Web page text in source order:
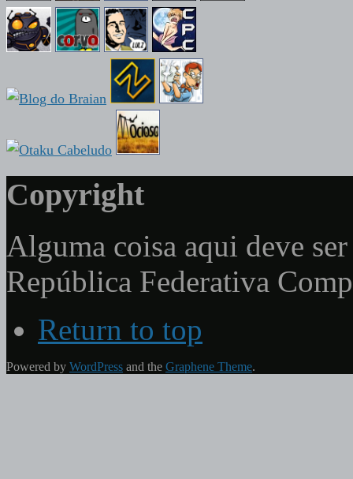
Copyright
Alguma coisa aqui deve
República Federativa
Return to top
Powered by WordPress and the Graphene Theme.